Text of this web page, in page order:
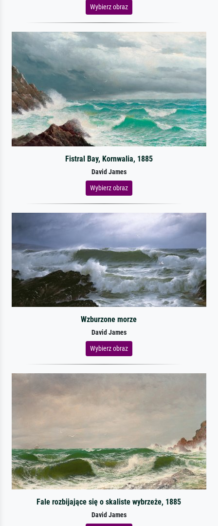
Wybierz obraz
Fistral Bay, Kornwalia, 1885
David James
Wybierz obraz
Wzburzone morze
David James
Wybierz obraz
Fale rozbijające się o skaliste wybrzeże, 1885
David James